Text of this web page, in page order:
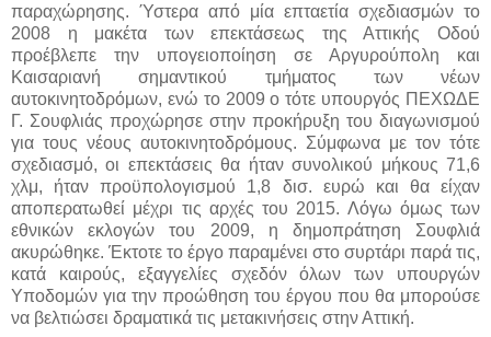
παραχώρησης. Ύστερα από μία επταετία σχεδιασμών το
2008 η μακέτα των επεκτάσεως της Αττικής Οδού
προέβλεπε την υπογειοποίηση σε Αργυρούπολη και
Καισαριανή σημαντικού τμήματος των νέων
αυτοκινητοδρόμων, ενώ το 2009 ο τότε υπουργός ΠΕΧΩΔΕ
Γ. Σουφλιάς προχώρησε στην προκήρυξη του διαγωνισμού
για τους νέους αυτοκινητοδρόμους. Σύμφωνα με τον τότε
σχεδιασμό, οι επεκτάσεις θα ήταν συνολικού μήκους 71,6
χλμ, ήταν προϋπολογισμού 1,8 δισ. ευρώ και θα είχαν
αποπερατωθεί μέχρι τις αρχές του 2015. Λόγω όμως των
εθνικών εκλογών του 2009, η δημοπράτηση Σουφλιά
ακυρώθηκε. Έκτοτε το έργο παραμένει στο συρτάρι παρά τις,
κατά καιρούς, εξαγγελίες σχεδόν όλων των υπουργών
Υποδομών για την προώθηση του έργου που θα μπορούσε
να βελτιώσει δραματικά τις μετακινήσεις στην Αττική.